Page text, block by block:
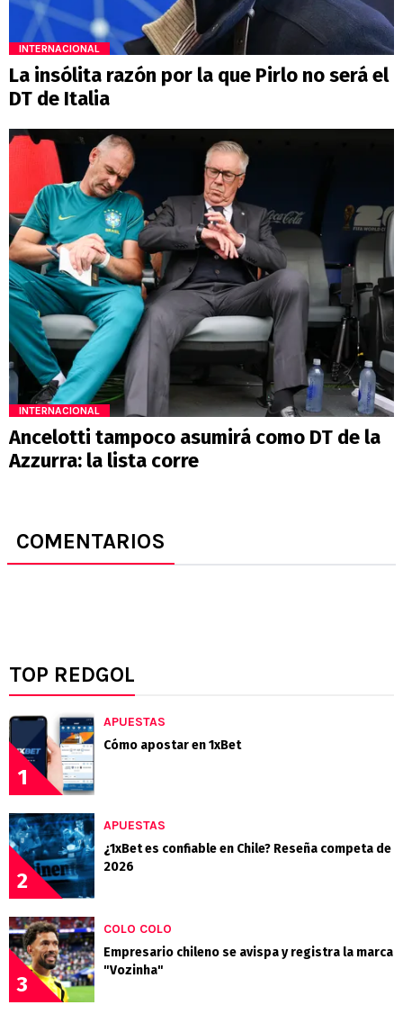
INTERNACIONAL
La insólita razón por la que Pirlo no será el
DT de Italia
INTERNACIONAL
Ancelotti tampoco asumirá como DT de la
Azzurra: la lista corre
COMENTARIOS
TOP REDGOL
1
APUESTAS
Cómo apostar en 1xBet
2
APUESTAS
¿1xBet es confiable en Chile? Reseña competa de
2026
3
COLO COLO
Empresario chileno se avispa y registra la marca
"Vozinha"